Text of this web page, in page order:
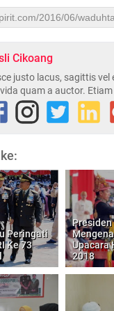
Cikoang
justo lacus, sagittis
quam a auctor.
Peringati
Ke 73
Presiden
Upacara
2018